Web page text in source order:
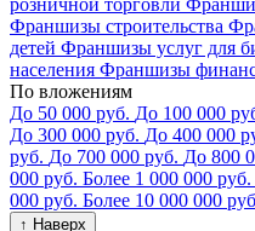
розничной торговли
Франшизы строительства
детей Франшизы услуг для
населения Франшизы
По вложениям
До 50 000 руб. До 100 000
До 300 000 руб. До 400 000
руб. До 700 000 руб. До 800
000 руб. Более 1 000 000 руб.
000 руб. Более 10 000 000
↑ Наверх